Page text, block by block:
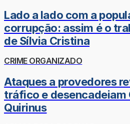
Lado a lado com a
corrupção: assim é o
de Sílvia Cristina
CRIME ORGANIZADO
Ataques a provedores
tráfico e desencadeiam
Quirinus